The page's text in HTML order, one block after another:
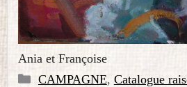
Ania et Françoise
Catégories
CAMPAGNE, Catalogue